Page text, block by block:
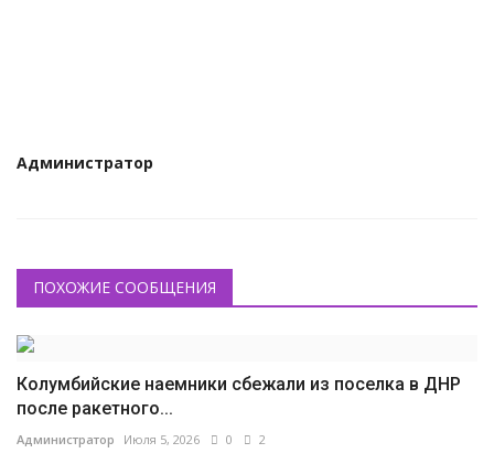
Интересное
Администратор
ПОХОЖИЕ СООБЩЕНИЯ
Колумбийские наемники сбежали из поселка в ДНР
после ракетного...
Администратор Июля 5, 2026 0 2